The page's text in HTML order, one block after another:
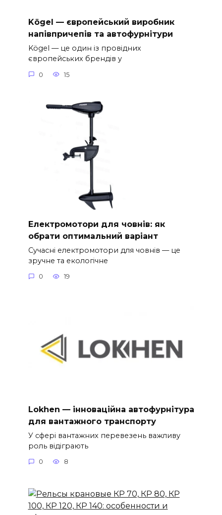
Kögel — європейський виробник
напівпричепів та автофурнітури
Kögel — це один із провідних
європейських брендів у
0 15
Електромотори для човнів: як
обрати оптимальний варіант
Сучасні електромотори для човнів — це
зручне та екологічне
0 19
Lokhen — інноваційна автофурнітура
для вантажного транспорту
У сфері вантажних перевезень важливу
роль відіграють
0 8